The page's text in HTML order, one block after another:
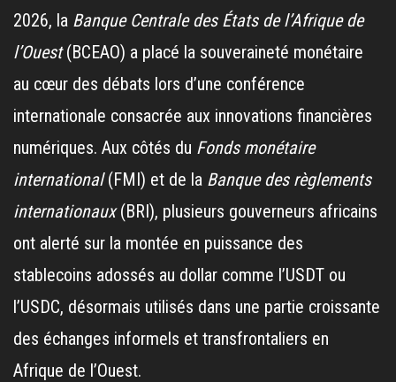
2026, la Banque Centrale des États de l’Afrique de
l’Ouest(BCEAO) a placé la souveraineté monétaire
au cœur des débats lors d’une conférence
internationale consacrée aux innovations financières
numériques. Aux côtés du Fonds monétaire
international(FMI) et de la Banque des règlements
internationaux(BRI), plusieurs gouverneurs africains
ont alerté sur la montée en puissance des
stablecoins adossés au dollar comme l’USDT ou
l’USDC, désormais utilisés dans une partie croissante
des échanges informels et transfrontaliers en
Afrique de l’Ouest.